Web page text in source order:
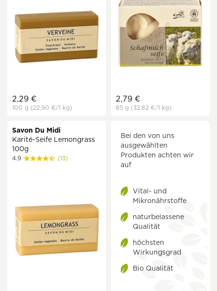
2,29 €
100 g (22,90 €/1 kg)
2,79 €
85 g (32,82 €/1 kg)
Savon Du Midi
Karité-Seife Lemongrass
100g
4.9 (13)
Bei den von uns
ausgewählten
Produkten achten wir
auf
Vital- und
Mikronährstoffe
naturbelassene
Qualität
höchsten
Wirkungsgrad
Bio Qualität